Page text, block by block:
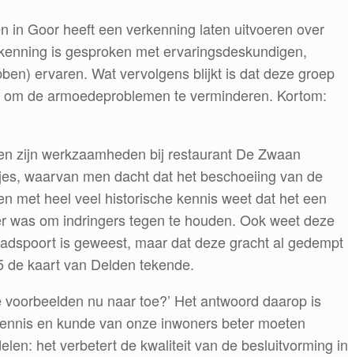
in Goor heeft een verkenning laten uitvoeren over
is gesproken met ervaringsdeskundigen,
ervaren. Wat vervolgens blijkt is dat deze groep
de armoedeproblemen te verminderen. Kortom:
zijn werkzaamheden bij restaurant De Zwaan
waarvan men dacht dat het beschoeiing van de
met heel veel historische kennis weet dat het een
was om indringers tegen te houden. Ook weet deze
is geweest, maar dat deze gracht al gedempt
kaart van Delden tekende.
nu naar toe?’ Het antwoord daarop is
en kunde van onze inwoners beter moeten
het verbetert de kwaliteit van de besluitvorming in